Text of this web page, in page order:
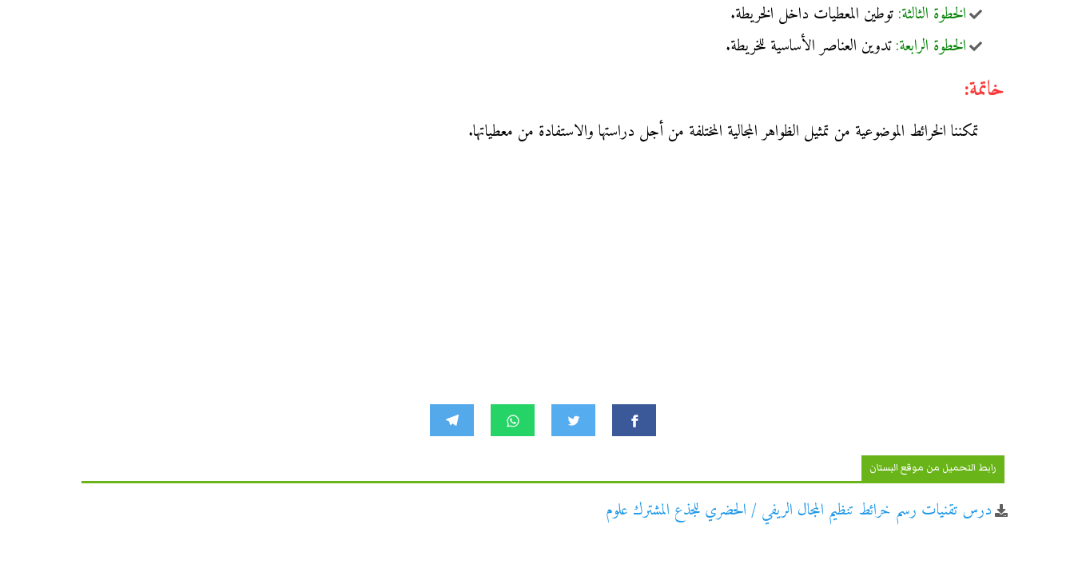
الخطوة الثالثة: توطين المعطيات داخل الخريطة.
الخطوة الرابعة:تدوين العناصر الأساسية للخريطة.
خاتمة:
تمكننا الخرائط الموضوعية من تمثيل الظواهر المجالية المختلفة من أجل دراستها والاستفادة من معطياتها.
رابط التحميل من موقع البستان
درس تقنيات رسم خرائط تنظيم المجال الريفي / الحضري للجذع المشترك علوم